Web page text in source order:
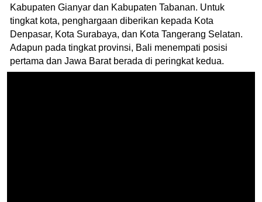
Kabupaten Gianyar dan Kabupaten Tabanan. Untuk
tingkat kota, penghargaan diberikan kepada Kota
Denpasar, Kota Surabaya, dan Kota Tangerang Selatan.
Adapun pada tingkat provinsi, Bali menempati posisi
pertama dan Jawa Barat berada di peringkat kedua.